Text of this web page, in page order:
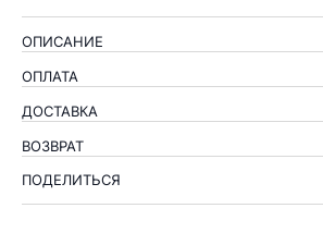
ОПИСАНИЕ
ОПЛАТА
ДОСТАВКА
ВОЗВРАТ
ПОДЕЛИТЬСЯ